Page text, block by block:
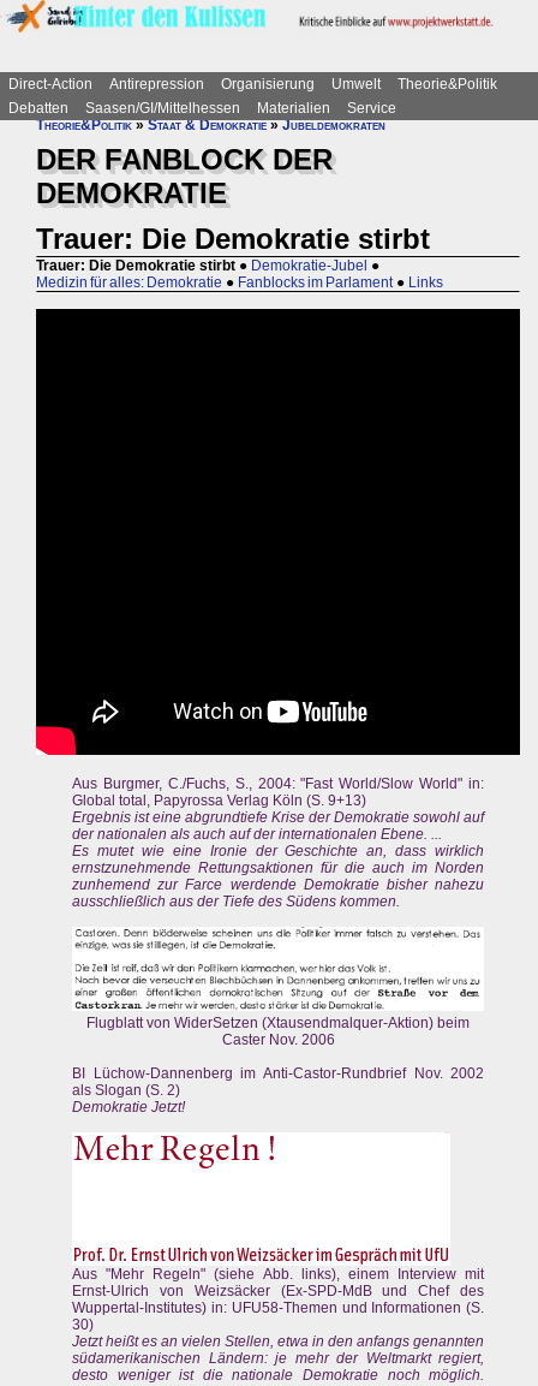
Direct-Action Antirepression Organisierung Umwelt
Theorie&Politik
Debatten
Saasen/GI/Mittelhessen Materialien
Service
Theorie&Politik»Staat & Demokratie»Jubeldemokraten
DER FANBLOCK DER
DEMOKRATIE
Trauer: Die Demokratie stirbt
Trauer: Die Demokratie stirbt ● Demokratie-Jubel ●
Medizin für alles: Demokratie ● Fanblocks im Parlament ● Links
Aus Burgmer, C./Fuchs, S., 2004: "Fast World/Slow World" in:
Global total, Papyrossa Verlag Köln (S. 9+13)
Ergebnis ist eine abgrundtiefe Krise der Demokratie sowohl auf
der nationalen als auch auf der internationalen Ebene. ...
Es mutet wie eine Ironie der Geschichte an, dass wirklich
ernstzunehmende Rettungsaktionen für die auch im Norden
zunhemend zur Farce werdende Demokratie bisher nahezu
ausschließlich aus der Tiefe des Südens kommen.
Flugblatt von WiderSetzen (Xtausendmalquer-Aktion) beim
Caster Nov. 2006
BI Lüchow-Dannenberg im Anti-Castor-Rundbrief Nov. 2002
als Slogan (S. 2)
Demokratie Jetzt!
Aus "Mehr Regeln" (siehe Abb. links), einem Interview mit
Ernst-Ulrich von Weizsäcker (Ex-SPD-MdB und Chef des
Wuppertal-Institutes) in: UFU58-Themen und Informationen (S.
30)
Jetzt heißt es an vielen Stellen, etwa in den anfangs genannten
südamerikanischen Ländern: je mehr der Weltmarkt regiert,
desto weniger ist die nationale Demokratie noch möglich.